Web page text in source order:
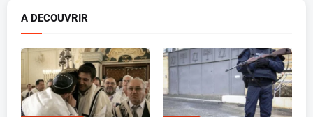
A DECOUVRIR